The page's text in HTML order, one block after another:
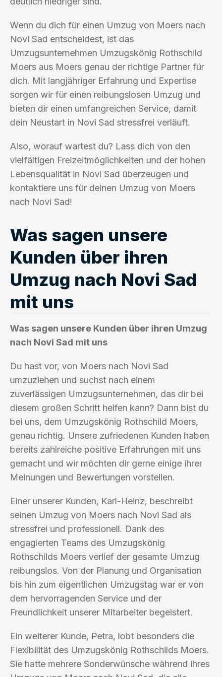
Wenn du dich für einen Umzug von Moers nach
Novi Sad entscheidest, ist das
Umzugsunternehmen Umzugskönig Rothschild
Moers aus Moers genau der richtige Partner für
dich. Mit langjähriger Erfahrung und Expertise
sorgen wir für einen reibungslosen Umzug und
bieten dir einen umfangreichen Service, damit
dein Neustart in Novi Sad stressfrei verläuft.
Also, worauf wartest du? Lass dich von den
vielfältigen Freizeitmöglichkeiten und der hohen
Lebensqualität in Novi Sad überzeugen und
kontaktiere uns für deinen Umzug von Moers
nach Novi Sad!
Was sagen unsere
Kunden über ihren
Umzug nach Novi Sad
mit uns
Was sagen unsere Kunden über ihren Umzug
nach Novi Sad mit uns
Du hast vor, von Moers nach Novi Sad
umzuziehen und suchst nach einem
zuverlässigen Umzugsunternehmen, das dir bei
diesem großen Schritt helfen kann? Dann bist du
bei uns, dem Umzugskönig Rothschild Moers,
genau richtig. Unsere zufriedenen Kunden haben
bereits zahlreiche positive Erfahrungen mit uns
gemacht und wir möchten dir gerne einige ihrer
Meinungen und Bewertungen vorstellen.
Einer unserer Kunden, Karl-Heinz, beschreibt
seinen Umzug von Moers nach Novi Sad als
stressfrei und professionell. Dank des
engagierten Teams des Umzugskönig
Rothschilds Moers verlief der gesamte Umzug
reibungslos. Von der Planung und Organisation
bis hin zum eigentlichen Umzugstag war er von
dem hervorragenden Service und der
Freundlichkeit unserer Mitarbeiter begeistert.
Ein weiterer Kunde, Petra, lobt besonders die
Flexibilität des Umzugskönig Rothschilds Moers.
Sie hatte mehrere Sonderwünsche während ihres